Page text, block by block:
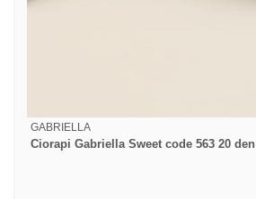
GABRIELLA
Ciorapi Gabriella Sweet code 563 20 den